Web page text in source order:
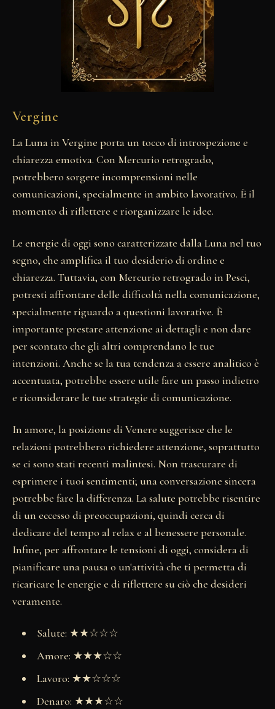
Vergine
La Luna in Vergine porta un tocco di introspezione e
chiarezza emotiva. Con Mercurio retrogrado,
potrebbero sorgere incomprensioni nelle
comunicazioni, specialmente in ambito lavorativo. È il
momento di riflettere e riorganizzare le idee.
Le energie di oggi sono caratterizzate dalla Luna nel tuo
segno, che amplifica il tuo desiderio di ordine e
chiarezza. Tuttavia, con Mercurio retrogrado in Pesci,
potresti affrontare delle difficoltà nella comunicazione,
specialmente riguardo a questioni lavorative. È
importante prestare attenzione ai dettagli e non dare
per scontato che gli altri comprendano le tue
intenzioni. Anche se la tua tendenza a essere analitico è
accentuata, potrebbe essere utile fare un passo indietro
e riconsiderare le tue strategie di comunicazione.
In amore, la posizione di Venere suggerisce che le
relazioni potrebbero richiedere attenzione, soprattutto
se ci sono stati recenti malintesi. Non trascurare di
esprimere i tuoi sentimenti; una conversazione sincera
potrebbe fare la differenza. La salute potrebbe risentire
di un eccesso di preoccupazioni, quindi cerca di
dedicare del tempo al relax e al benessere personale.
Infine, per affrontare le tensioni di oggi, considera di
pianificare una pausa o un'attività che ti permetta di
ricaricare le energie e di riflettere su ciò che desideri
veramente.
Salute: ★★☆☆☆
Amore: ★★★☆☆
Lavoro: ★★☆☆☆
Denaro: ★★★☆☆